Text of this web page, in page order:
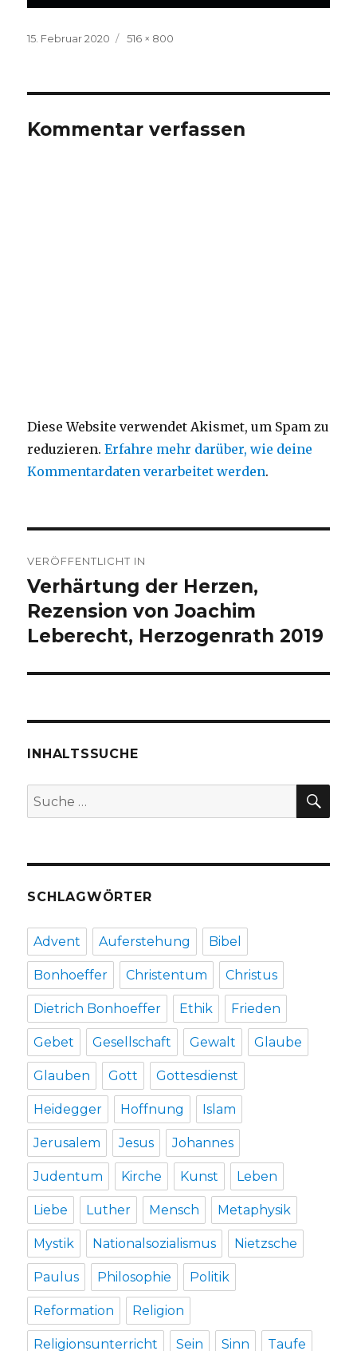
Veröffentlicht
15. Februar 2020
Volle
516 × 800
Kommentar verfassen
Diese Website verwendet Akismet, um Spam zu
reduzieren.Erfahre mehr darüber, wie deine
Kommentardaten verarbeitet werden.
VERÖFFENTLICHT IN
Verhärtung der Herzen,
Rezension von Joachim
Leberecht, Herzogenrath 2019
INHALTSSUCHE
Suche
nach:
SCHLAGWÖRTER
Advent Auferstehung Bibel
Bonhoeffer Christentum Christus
Dietrich Bonhoeffer Ethik Frieden
Gebet Gesellschaft Gewalt Glaube
Glauben Gott Gottesdienst
Heidegger Hoffnung Islam
Jerusalem Jesus Johannes
Judentum Kirche Kunst Leben
Liebe Luther Mensch Metaphysik
Mystik Nationalsozialismus Nietzsche
Paulus Philosophie Politik
Reformation Religion
Religionsunterricht Sein Sinn Taufe